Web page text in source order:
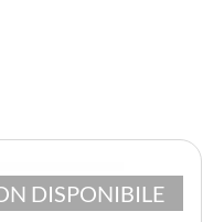
DISPONIBILE